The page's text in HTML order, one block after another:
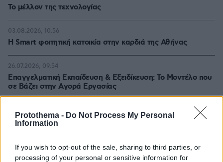
Protothema - Do Not Process My Personal
Information
If you wish to opt-out of the sale, sharing to third parties, or
processing of your personal or sensitive information for
Το μέλλον της τεχνολογίας
Η Smart φοιτητική κατοικία στην καρδιά της Αθήνας
03.08.2026, 10:56
Επαγγελματική Εκπαίδευση & Εξειδίκευση: Το Mοντέλο που
σε Bάζει στην Aγορά Eργασίας
26.07.2026, 09:54
ΡΟΗ ΕΙΔΗΣΕΩΝ
Ειδήσεις Δημοφιλή Σχολιασμένα